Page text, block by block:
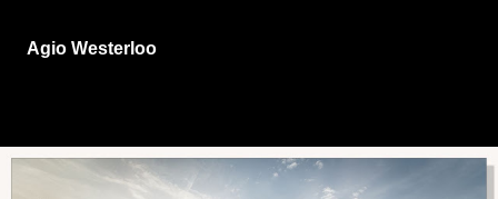
Agio Westerloo